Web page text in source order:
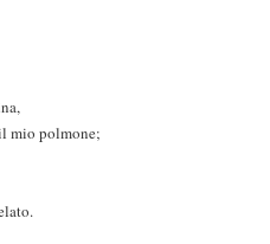
mio polmone;